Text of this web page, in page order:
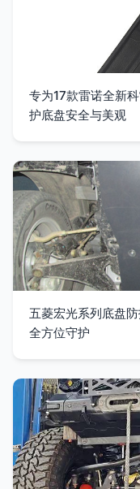
专为17款雷诺全新
护底盘安全与美观
五菱宏光系列底盘
全方位守护